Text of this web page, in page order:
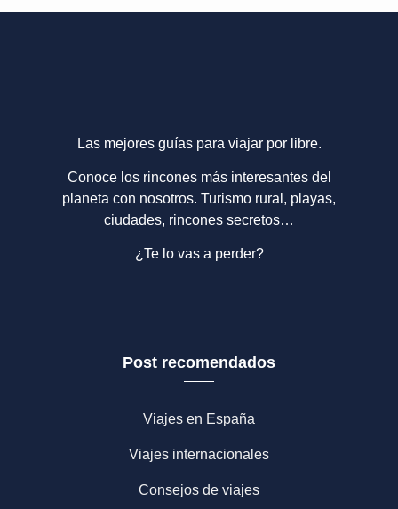
Las mejores guías para viajar por libre.
Conoce los rincones más interesantes del
planeta con nosotros. Turismo rural, playas,
ciudades, rincones secretos…
¿Te lo vas a perder?
Post recomendados
Viajes en España
Viajes internacionales
Consejos de viajes